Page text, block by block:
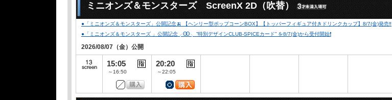
ミニオンズ＆モンスターズ ScreenX 2D（吹替）
●「ミニオンズ＆モンスターズ」公開記念🍌 【ヘンリー型ポップコーンBOX】【トッパーフィギュア付きドリンクカップ】8/7(金)発売‼️
●「ミニオンズ＆モンスターズ 」公開記念╭Ꙭ╮ ”特別デザインCLUB-SPICEカード” を8/7(金)から受付開始❗️
2026/08/07（金）公開
15:05
～16:50
20:20
～22:05